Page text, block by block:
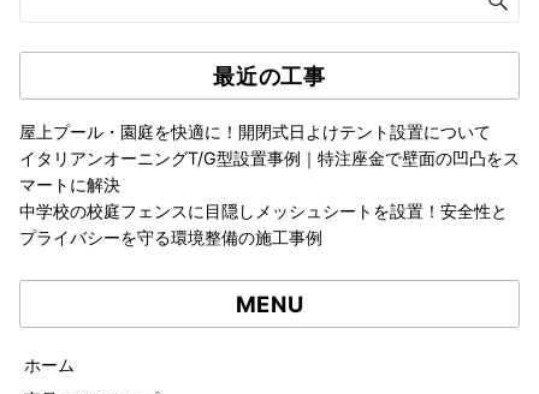
最近の工事
屋上プール・園庭を快適に！開閉式日よけテント設置について
イタリアンオーニングT/G型設置事例｜特注座金で壁面の凹凸をス
マートに解決
中学校の校庭フェンスに目隠しメッシュシートを設置！安全性と
プライバシーを守る環境整備の施工事例
MENU
ホーム